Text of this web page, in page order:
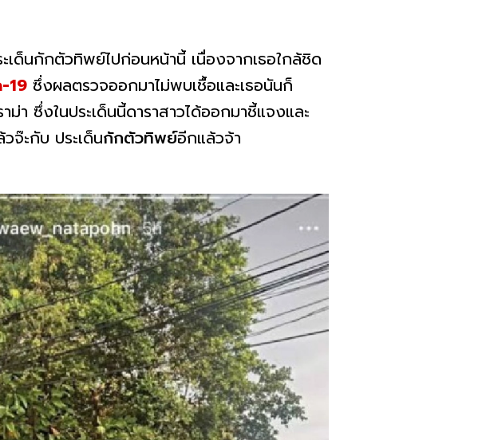
ะเด็นกักตัวทิพย์ไปก่อนหน้านี้ เนื่องจากเธอใกล้ชิด
19 ซึ่งผลตรวจออกมาไม่พบเชื้อและเธอนันก็
ซึ่งในประเด็นนี้ดาราสาวได้ออกมาชี้แจงและ
จ๊ะกับ ประเด็นกักตัวทิพย์อีกแล้วจ้า